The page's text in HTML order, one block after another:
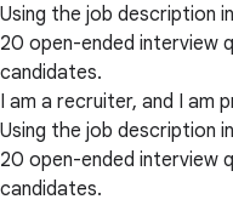
Using the job description
20 open-ended interview
candidates.
I am a recruiter, and I am
Using the job description
20 open-ended interview
candidates.